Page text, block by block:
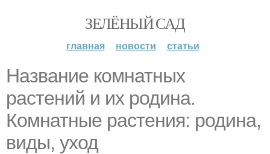
ЗЕЛЁНЫЙ САД
главная новости статьи
Название комнатных
растений и их родина.
Комнатные растения: родина,
виды, уход